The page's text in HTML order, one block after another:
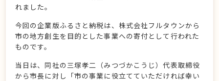
れました。
今回の企業版ふるさと納税は、株式会社フルタウンから
市の地方創生を目的とした事業への寄付として行われた
ものです。
当日は、同社の三塚孝二（みつづかこうじ）代表取締役
から市長に対し「市の事業に役立てていただければ幸い